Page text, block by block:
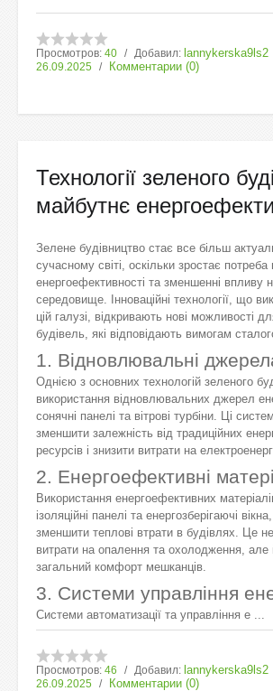
Просмотров: 40 Добавил: lannykerska9ls2
26.09.2025
Комментарии (0)
Технології зеленого
майбутнє
Зелене будівництво стає все більш
сучасному світі, оскільки зростає потреба
енергоефективності та зменшенні впливу
середовище. Інноваційні технології, що
цій галузі, відкривають нові можливості
будівель, які відповідають вимогам
1. Відновлювальні
Однією з основних технологій зеленого
використання відновлювальних джерел
сонячні панелі та вітрові турбіни. Ці
зменшити залежність від традиційних
ресурсів і знизити витрати на
2. Енергоефективні
Використання енергоефективних
ізоляційні панелі та енергозберігаючі
зменшити теплові втрати в будівлях. Це
витрати на опалення та охолодження,
загальний комфорт мешканців.
3. Системи управління
Системи автоматизації та управління е ...
Просмотров: 46 Добавил: lannykerska9ls2
26.09.2025
Комментарии (0)